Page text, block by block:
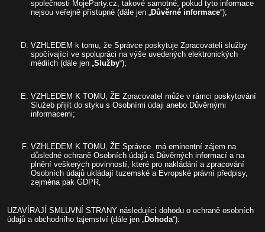
společnosti MojeParty.cz, takové samotné, pokud tyto informace
nejsou veřejně přístupné (dále jen „Důvěrné informace“);
VZHLEDEM k tomu, že Správce poskytuje Zpracovateli služby
spočívající ve spolupráci na výše uvedených elektronických
médiích (dále jen „ Služby“);
VZHLEDEM K TOMU, ŽE Zpracovatel může v rámci poskytování
Služeb přijít do styku s Osobními údaji anebo Důvěrnými
informacemi;
VZHLEDEM K TOMU, ŽE Správce má eminentní zájem na
důsledné ochraně Osobních údajů a Důvěrných informací a na
plnění veškerých povinností, které pro nakládání a zpracování
Osobních údajů ukládají tuzemské a Evropské právní předpisy,
zejména pak GDPR,
UZAVÍRAJÍ SMLUVNÍ STRANY následující dohodu o ochraně osobních
údajů a obchodního tajemství (dále jen „
Dohoda“):